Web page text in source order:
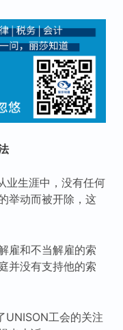
业生涯中，没有任何
举动而被开除，这
雇和不当解雇的索
并没有支持他的索
UNISON工会的关注